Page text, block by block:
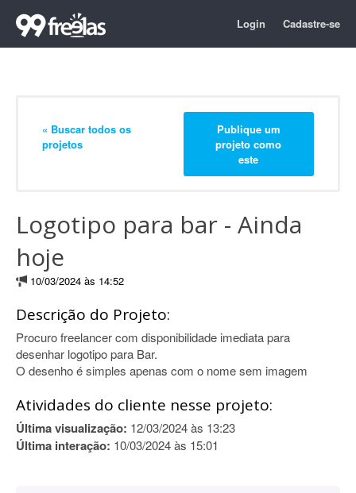
Login Cadastre-se
« Buscar todos os
projetos
Publique um
projeto como
este
Logotipo para bar - Ainda
hoje
10/03/2024 às 14:52
Descrição do Projeto:
Procuro freelancer com disponibilidade imediata para
desenhar logotipo para Bar.
O desenho é simples apenas com o nome sem imagem
Atividades do cliente nesse projeto:
Última visualização: 12/03/2024 às 13:23
Última interação: 10/03/2024 às 15:01